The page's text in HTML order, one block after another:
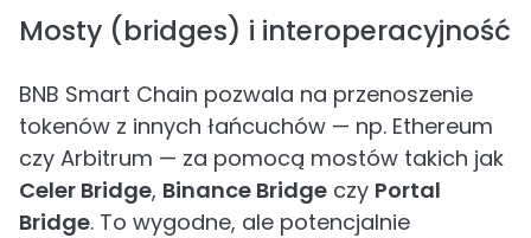
Mosty (bridges) i interoperacyjność
BNB Smart Chain pozwala na przenoszenie
tokenów z innych łańcuchów — np. Ethereum
czy Arbitrum — za pomocą mostów takich jak
Celer Bridge, Binance Bridge czy Portal
Bridge. To wygodne, ale potencjalnie